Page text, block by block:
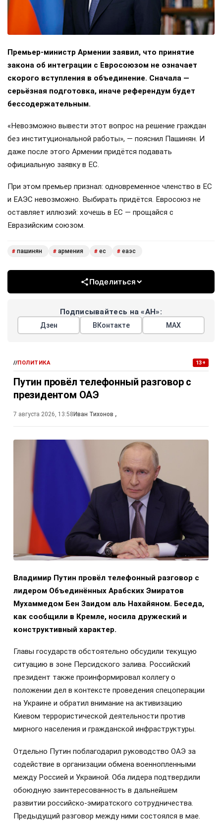
Премьер-министр Армении заявил, что принятие
закона об интеграции с Евросоюзом не означает
скорого вступления в объединение. Сначала —
серьёзная подготовка, иначе референдум будет
бессодержательным.
«Невозможно вывести этот вопрос на решение граждан
без институциональной работы», — пояснил Пашинян. И
даже после этого Армении придётся подавать
официальную заявку в ЕС.
При этом премьер признал: одновременное членство в ЕС
и ЕАЭС невозможно. Выбирать придётся. Евросоюз не
оставляет иллюзий: хочешь в ЕС — прощайся с
Евразийским союзом.
# пашинян # армения # ес # еаэс
Поделиться
Подписывайтесь на «АН»:
Дзен ВКонтакте МАХ
//ПОЛИТИКА 13+
Путин провёл телефонный разговор с
президентом ОАЭ
7 августа 2026, 13:58 Иван Тихонов ,
Владимир Путин провёл телефонный разговор с
лидером Объединённых Арабских Эмиратов
Мухаммедом Бен Заидом аль Нахайяном. Беседа,
как сообщили в Кремле, носила дружеский и
конструктивный характер.
Главы государств обстоятельно обсудили текущую
ситуацию в зоне Персидского залива. Российский
президент также проинформировал коллегу о
положении дел в контексте проведения спецоперации
на Украине и обратил внимание на активизацию
Киевом террористической деятельности против
мирного населения и гражданской инфраструктуры.
Отдельно Путин поблагодарил руководство ОАЭ за
содействие в организации обмена военнопленными
между Россией и Украиной. Оба лидера подтвердили
обоюдную заинтересованность в дальнейшем
развитии российско-эмиратского сотрудничества.
Предыдущий разговор между ними состоялся в мае.